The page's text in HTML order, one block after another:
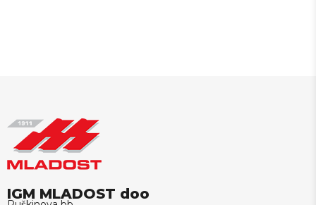
IGM MLADOST doo